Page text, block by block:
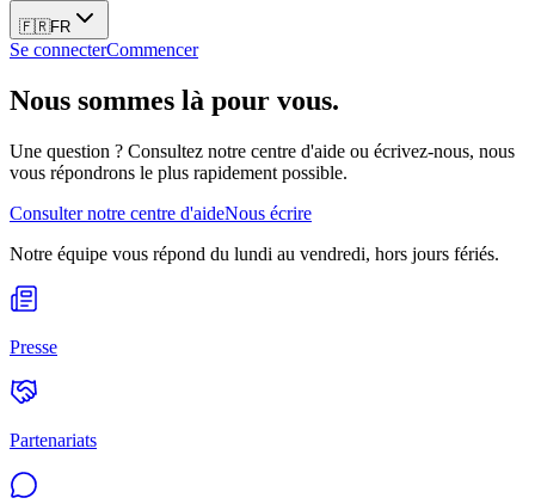
🇫🇷FR
Se connecterCommencer
Nous sommes là pour vous.
Une question ? Consultez notre centre d'aide ou écrivez-nous, nous
vous répondrons le plus rapidement possible.
Consulter notre centre d'aideNous écrire
Notre équipe vous répond du lundi au vendredi, hors jours fériés.
Presse
Partenariats